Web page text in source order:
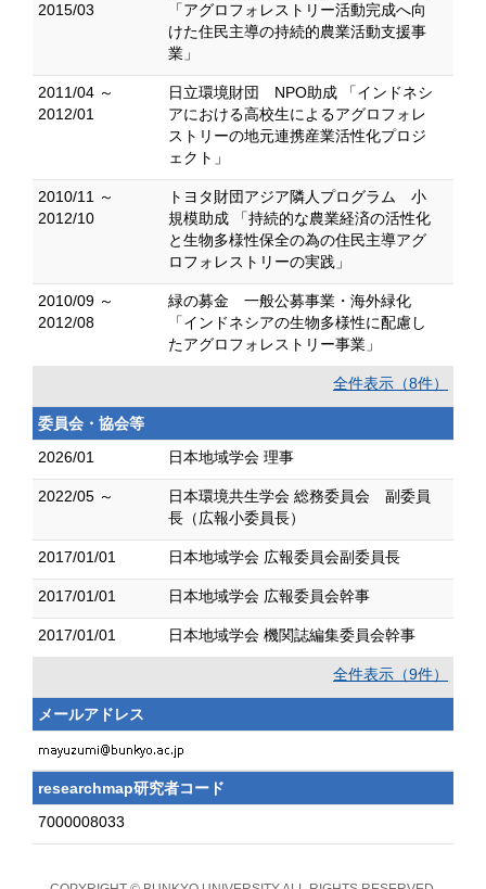
2015/03
「アグロフォレストリー活動完成へ向
けた住民主導の持続的農業活動支援事
業」
2011/04 ～
2012/01
日立環境財団 NPO助成 「インドネシ
アにおける高校生によるアグロフォレ
ストリーの地元連携産業活性化プロジ
ェクト」
2010/11 ～
2012/10
トヨタ財団アジア隣人プログラム 小
規模助成 「持続的な農業経済の活性化
と生物多様性保全の為の住民主導アグ
ロフォレストリーの実践」
2010/09 ～
2012/08
緑の募金 一般公募事業・海外緑化
「インドネシアの生物多様性に配慮し
たアグロフォレストリー事業」
全件表示（8件）
委員会・協会等
2026/01
日本地域学会 理事
2022/05 ～
日本環境共生学会 総務委員会 副委員
長（広報小委員長）
2017/01/01 日本地域学会 広報委員会副委員長
2017/01/01 日本地域学会 広報委員会幹事
2017/01/01 日本地域学会 機関誌編集委員会幹事
全件表示（9件）
メールアドレス
researchmap研究者コード
7000008033